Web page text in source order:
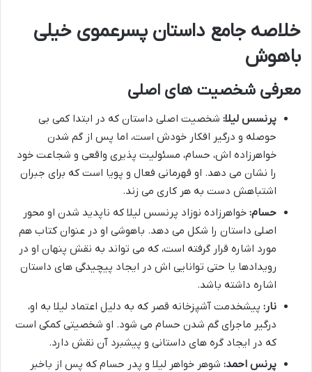
خلاصه جامع داستان پسرعموی خیلی
باهوش
معرفی شخصیت های اصلی
پرنسس لیلا: شخصیت اصلی داستان که در ابتدا کمی بی
حوصله و درگیر افکار خودش است، اما پس از گم شدن
خواهرزاده اش، حسام، مسئولیت پذیری واقعی و شجاعت خود
را نشان می دهد. او قهرمانی فعال و پویا است که برای جبران
اشتباهش دست به هر کاری می زند.
حسام: خواهرزاده نوزاد پرنسس لیلا که ناپدید شدن او محور
اصلی داستان را شکل می دهد. باهوشی او در عنوان کتاب هم
مورد اشاره قرار گرفته است، که می تواند به نقش پنهان او در
رویدادها یا حتی توانایی اش در ایجاد پیچیدگی های داستان
اشاره داشته باشد.
نار: پیشخدمت آشپزخانه قصر که به دلیل اعتماد لیلا به او،
درگیر ماجرای گم شدن حسام می شود. او شخصیتی کمکی است
که در ایجاد گره های داستانی و پیشبرد آن نقش دارد.
پرنس احمد: شوهر خواهر لیلا و پدر حسام که پس از باخبر